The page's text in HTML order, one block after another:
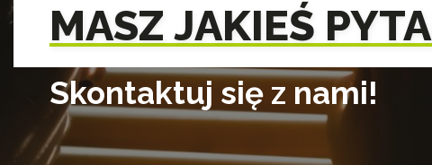
MASZ JAKIEŚ
Skontaktuj się z nami!